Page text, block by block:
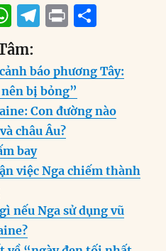
W
h
at
s
A
p
p
T
e
g
r
a
P
n
t
a
re
báo phương Tây:
bị bỏng”
Con đường nào
châu Âu?
bay
việc Nga chiếm thành
nếu Nga sử dụng vũ